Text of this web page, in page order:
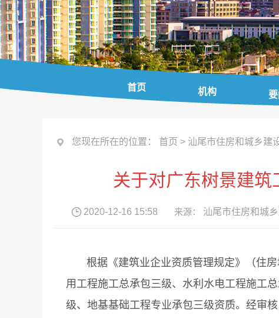
首页 机构 要
您现在所在的位置： 首页 > 汕尾市住房和城乡建
关于对广东树景建
2020-12-16 15:58 来源： 汕尾市住房和城
根据《建筑业企业资质管理规定》（住房
用工程施工总承包三级、水利水电工程施工
级、地基基础工程专业承包三级资质。经审